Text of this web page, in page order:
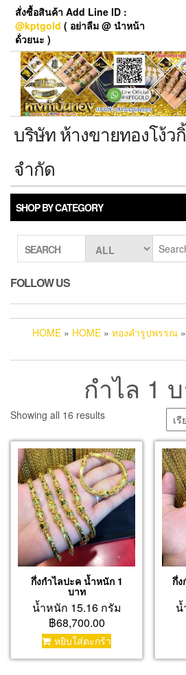
Skip
content
สั่งซื้อสินค้า Add Line ID :
@kptgold ( อย่าลืม @ นำหน้า
ด้่วยนะ )
บริษัท ห้างขายทองโง้ว
จำกัด
SHOP BY CATEGORY
SEARCH
FOLLOW US
HOME » HOME » ทองคำรูปพรรณ »
กำไล 1
Showing all 16 resultsSorted
popularity
กึ่งกำไลปะค น้ำหนัก 1
บาท
น้ำหนัก 15.16 กรัม
฿68,700.00
หยิบใส่ตะกร้า
กึ่ง
น้